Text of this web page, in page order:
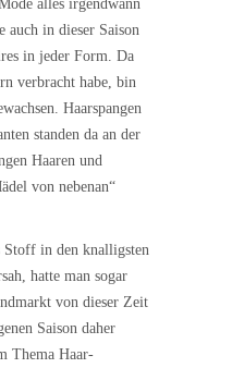
alles irgendwann
auch in dieser Saison
in jeder Form. Da
verbracht habe, bin
Haarspangen
standen da an der
Haaren und
von nebenan“
Stoff in den knalligsten
hatte man sogar
von dieser Zeit
Saison daher
Thema Haar-